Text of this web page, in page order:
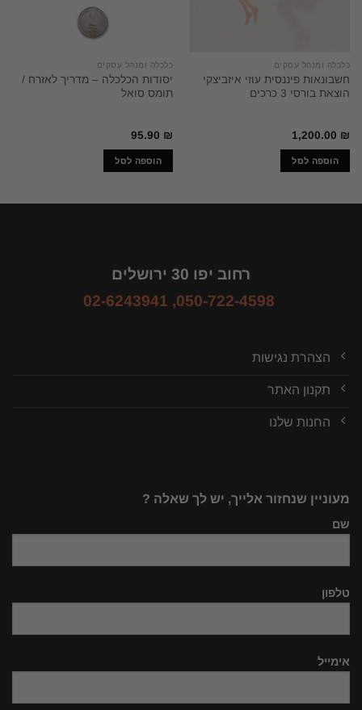
כלכלה ומנהל עסקים
חשבונאות פיננסית עוזי איזביצקי
הוצאת בורסי 3 כרכים
1,200.00 ₪
הוספה לסל
כלכלה ומנהל עסקים
יסודות הכלכלה – מדריך לאזרח /
תומס סואל
95.90 ₪
הוספה לסל
רחוב יפו 30 ירושלים
050-722-4598
,
02-6243941
הצהרת נגישות
תקנון האתר
החנות שלנו
מעוניין שנחזור אלייך, יש לך שאלה ?
שם
טלפון
אימייל